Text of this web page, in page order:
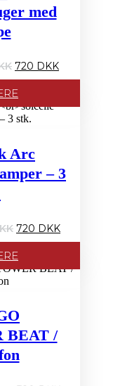
med
Den
oprindelige
pris
1.999 PRIS:.
720
Den
aktuelle
Arc
– 3
Den
oprindelige
pris
720
Den
aktuelle
BEAT /